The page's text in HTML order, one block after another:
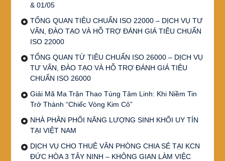
& 01/05
TỔNG QUAN TIÊU CHUẨN ISO 22000 – DỊCH VỤ TƯ
VẤN, ĐÀO TẠO VÀ HỖ TRỢ ĐÁNH GIÁ TIÊU CHUẨN
ISO 22000
TỔNG QUAN TỪ TIÊU CHUẨN ISO 26000 – DỊCH VỤ
TƯ VẤN, ĐÀO TẠO VÀ HỖ TRỢ ĐÁNH GIÁ TIÊU
CHUẨN ISO 26000
Giải Mã Ma Trận Thao Túng Tâm Linh: Khi Niềm Tin
Trở Thành “Chiếc Vòng Kim Cô”
NHÀ PHÂN PHỐI NĂNG LƯỢNG SINH KHỐI UY TÍN
TẠI VIỆT NAM
DỊCH VỤ CHO THUÊ VĂN PHÒNG CHIA SẺ TẠI KCN
ĐỨC HÒA 3 TÂY NINH – KHÔNG GIAN LÀM VIỆC